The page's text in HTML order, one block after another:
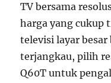
TV bersama
harga yang cukup
televisi layar besar
terjangkau, pilih
Q60T untuk